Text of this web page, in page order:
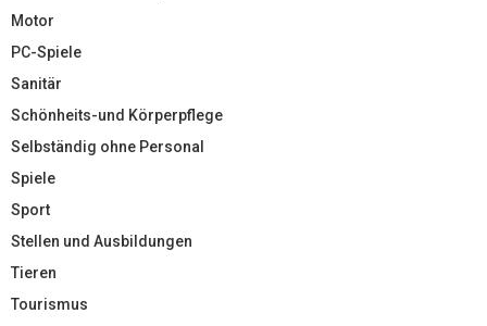
Motor
PC-Spiele
Sanitär
Schönheits-und Körperpflege
Selbständig ohne Personal
Spiele
Sport
Stellen und Ausbildungen
Tieren
Tourismus